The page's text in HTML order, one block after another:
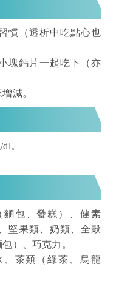
慣（透析中吃點心也
塊鈣片一起吃下 （亦
減。
。
麵包、發糕 ）
、健素
堅果類、奶類、全穀
包）、巧克力。
、茶類
（綠茶、烏龍